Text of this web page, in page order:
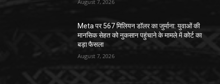
August 7, 2026
Meta पर 567 मिलियन डॉलर का जुर्माना: युवाओं की
मानसिक सेहत को नुकसान पहुंचाने के मामले में कोर्ट का
बड़ा फैसला
August 7, 2026